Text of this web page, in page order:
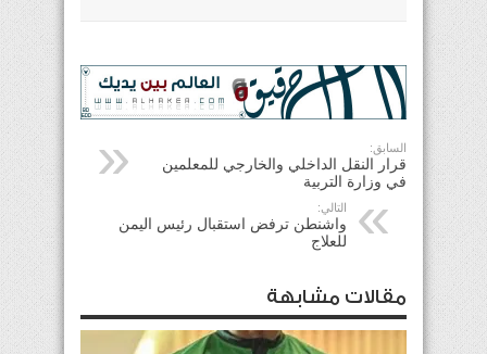
السابق:
قرار النقل الداخلي والخارجي للمعلمين
في وزارة التربية
التالي:
واشنطن ترفض استقبال رئيس اليمن
للعلاج
مقالات مشابهة